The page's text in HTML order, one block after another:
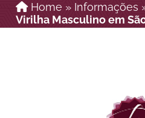
Home » Informações
Virilha Masculino em